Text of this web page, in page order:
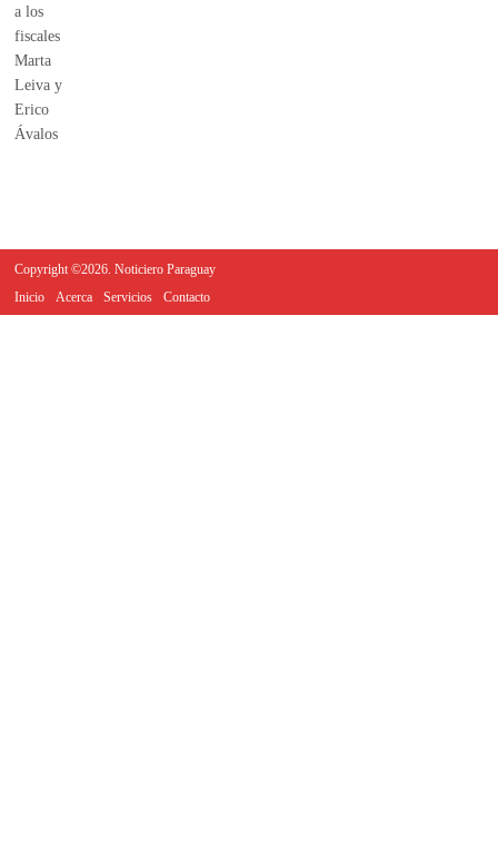
Copyright ©2026. Noticiero Paraguay
Inicio
Acerca Servicios Contacto